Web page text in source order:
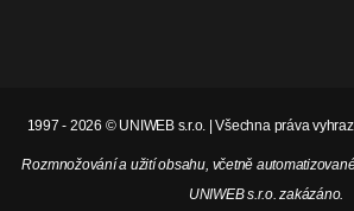
1997 - 2026 © UNIWEB s.r.o. | Všechna práva
Rozmnožování a užití obsahu, včetně
UNIWEB s.r.o. zakázáno.